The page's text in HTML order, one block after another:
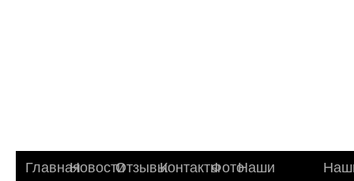
ГлавнаяНовостиОтзывыКонтактыФотоНаши